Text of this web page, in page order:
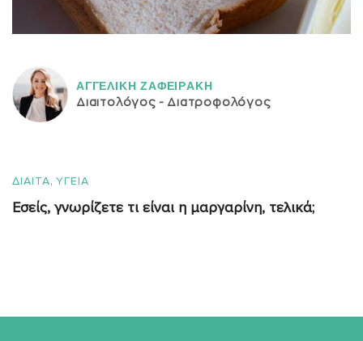
ΑΓΓΕΛΙΚH ΖΑΦΕΙΡAΚΗ
Διαιτολόγος - Διατροφολόγος
ΔΙΑΙΤΑ, ΥΓΕΙΑ
Εσείς, γνωρίζετε τι είναι η μαργαρίνη, τελικά;